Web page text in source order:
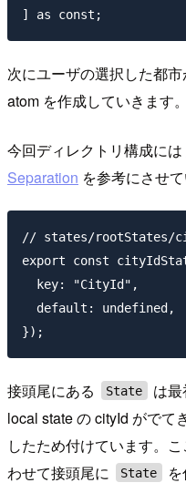
次にユーザの選択した都
atom を作成していきます。
今回ディレクトリ構成には
Separation を参考にさせ
// states/rootStates/
export const
  key: "CityId",
  default: undefined,
接頭尾にある State
は
local state の cityId がでて
したため付けています。
わせて接頭尾に
State